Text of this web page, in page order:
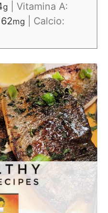
g
Vitamina A:
62mg
Calcio: